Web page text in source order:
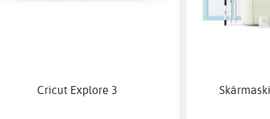
Cricut Explore 3